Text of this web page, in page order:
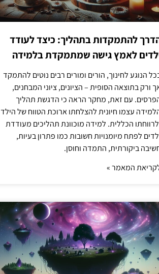
להתמקדות בתהליך: כיצד לעודד
לאמץ גישה שמתמקדת בלמידה
הנוגע לחינוך, הורים ומורים רבים נוטים להתמקד
ורק בתוצאה הסופית – הציונים, ציוני המבחנים,
עם זאת, מחקר הראה כי הדגשת תהליך
עצמו חיונית להצלחתו ארוכת הטווח של הילד
הכללית. למידה מוכוונת תהליכים מעודדת
לפתח מיומנויות חשובות כמו פתרון בעיות,
ביקורתית, התמדה וחוסן.
המאמר »